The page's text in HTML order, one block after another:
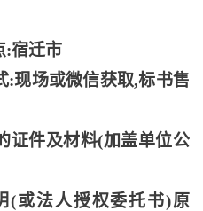
:宿迁市
:现场或微信获取,标书售
证件及材料(加盖单位公
(或法人授权委托书)原